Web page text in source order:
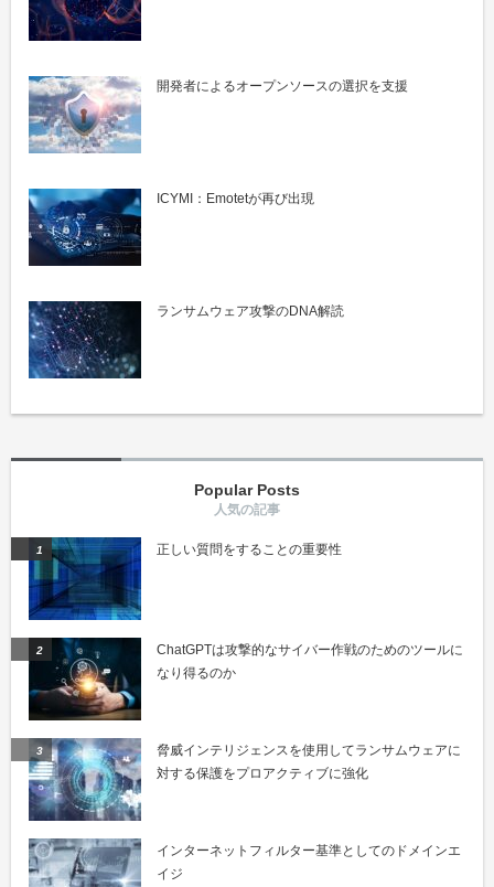
開発者によるオープンソースの選択を支援
ICYMI：Emotetが再び出現
ランサムウェア攻撃のDNA解読
Popular Posts
正しい質問をすることの重要性
ChatGPTは攻撃的なサイバー作戦のためのツールに
なり得るのか
脅威インテリジェンスを使用してランサムウェアに
対する保護をプロアクティブに強化
インターネットフィルター基準としてのドメインエ
イジ